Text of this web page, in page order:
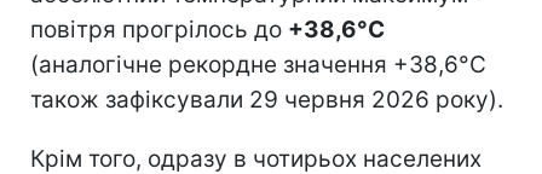
повітря прогрілось до +38,6°С
(аналогічне рекордне значення +38,6°С
також зафіксували 29 червня 2026 року).
Крім того, одразу в чотирьох населених